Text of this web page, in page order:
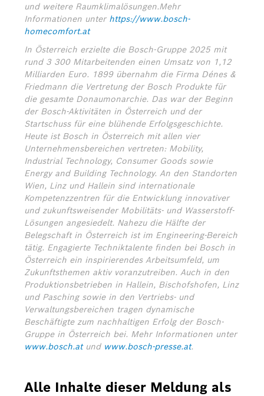
und weitere Raumklimalösungen.Mehr
Informationen unter https://www.bosch-
homecomfort.at
In Österreich erzielte die Bosch-Gruppe 2025 mit
rund 3 300 Mitarbeitenden einen Umsatz von 1,12
Milliarden Euro. 1899 übernahm die Firma Dénes &
Friedmann die Vertretung der Bosch Produkte für
die gesamte Donaumonarchie. Das war der Beginn
der Bosch-Aktivitäten in Österreich und der
Startschuss für eine blühende Erfolgsgeschichte.
Heute ist Bosch in Österreich mit allen vier
Unternehmensbereichen vertreten: Mobility,
Industrial Technology, Consumer Goods sowie
Energy and Building Technology. An den Standorten
Wien, Linz und Hallein sind internationale
Kompetenzzentren für die Entwicklung innovativer
und zukunftsweisender Mobilitäts- und Wasserstoff-
Lösungen angesiedelt. Nahezu die Hälfte der
Belegschaft in Österreich ist im Engineering-Bereich
tätig. Engagierte Techniktalente finden bei Bosch in
Österreich ein inspirierendes Arbeitsumfeld, um
Zukunftsthemen aktiv voranzutreiben. Auch in den
Produktionsbetrieben in Hallein, Bischofshofen, Linz
und Pasching sowie in den Vertriebs- und
Verwaltungsbereichen tragen dynamische
Beschäftigte zum nachhaltigen Erfolg der Bosch-
Gruppe in Österreich bei. Mehr Informationen unter
www.bosch.atund www.bosch-presse.at.
Alle Inhalte dieser Meldung als